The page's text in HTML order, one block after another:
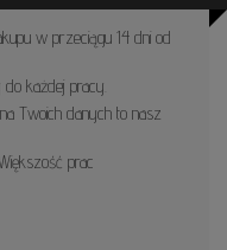
w przeciągu 14 dni od
każdej pracy.
Twoich danych to nasz
prac